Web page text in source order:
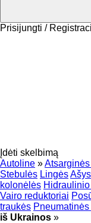
Prisijungti /
Įdėti skelbimą
Autoline »
Stebulės LingėsAšys
kolonėlės
Vairo reduktoriai
traukės
iš Ukrainos »